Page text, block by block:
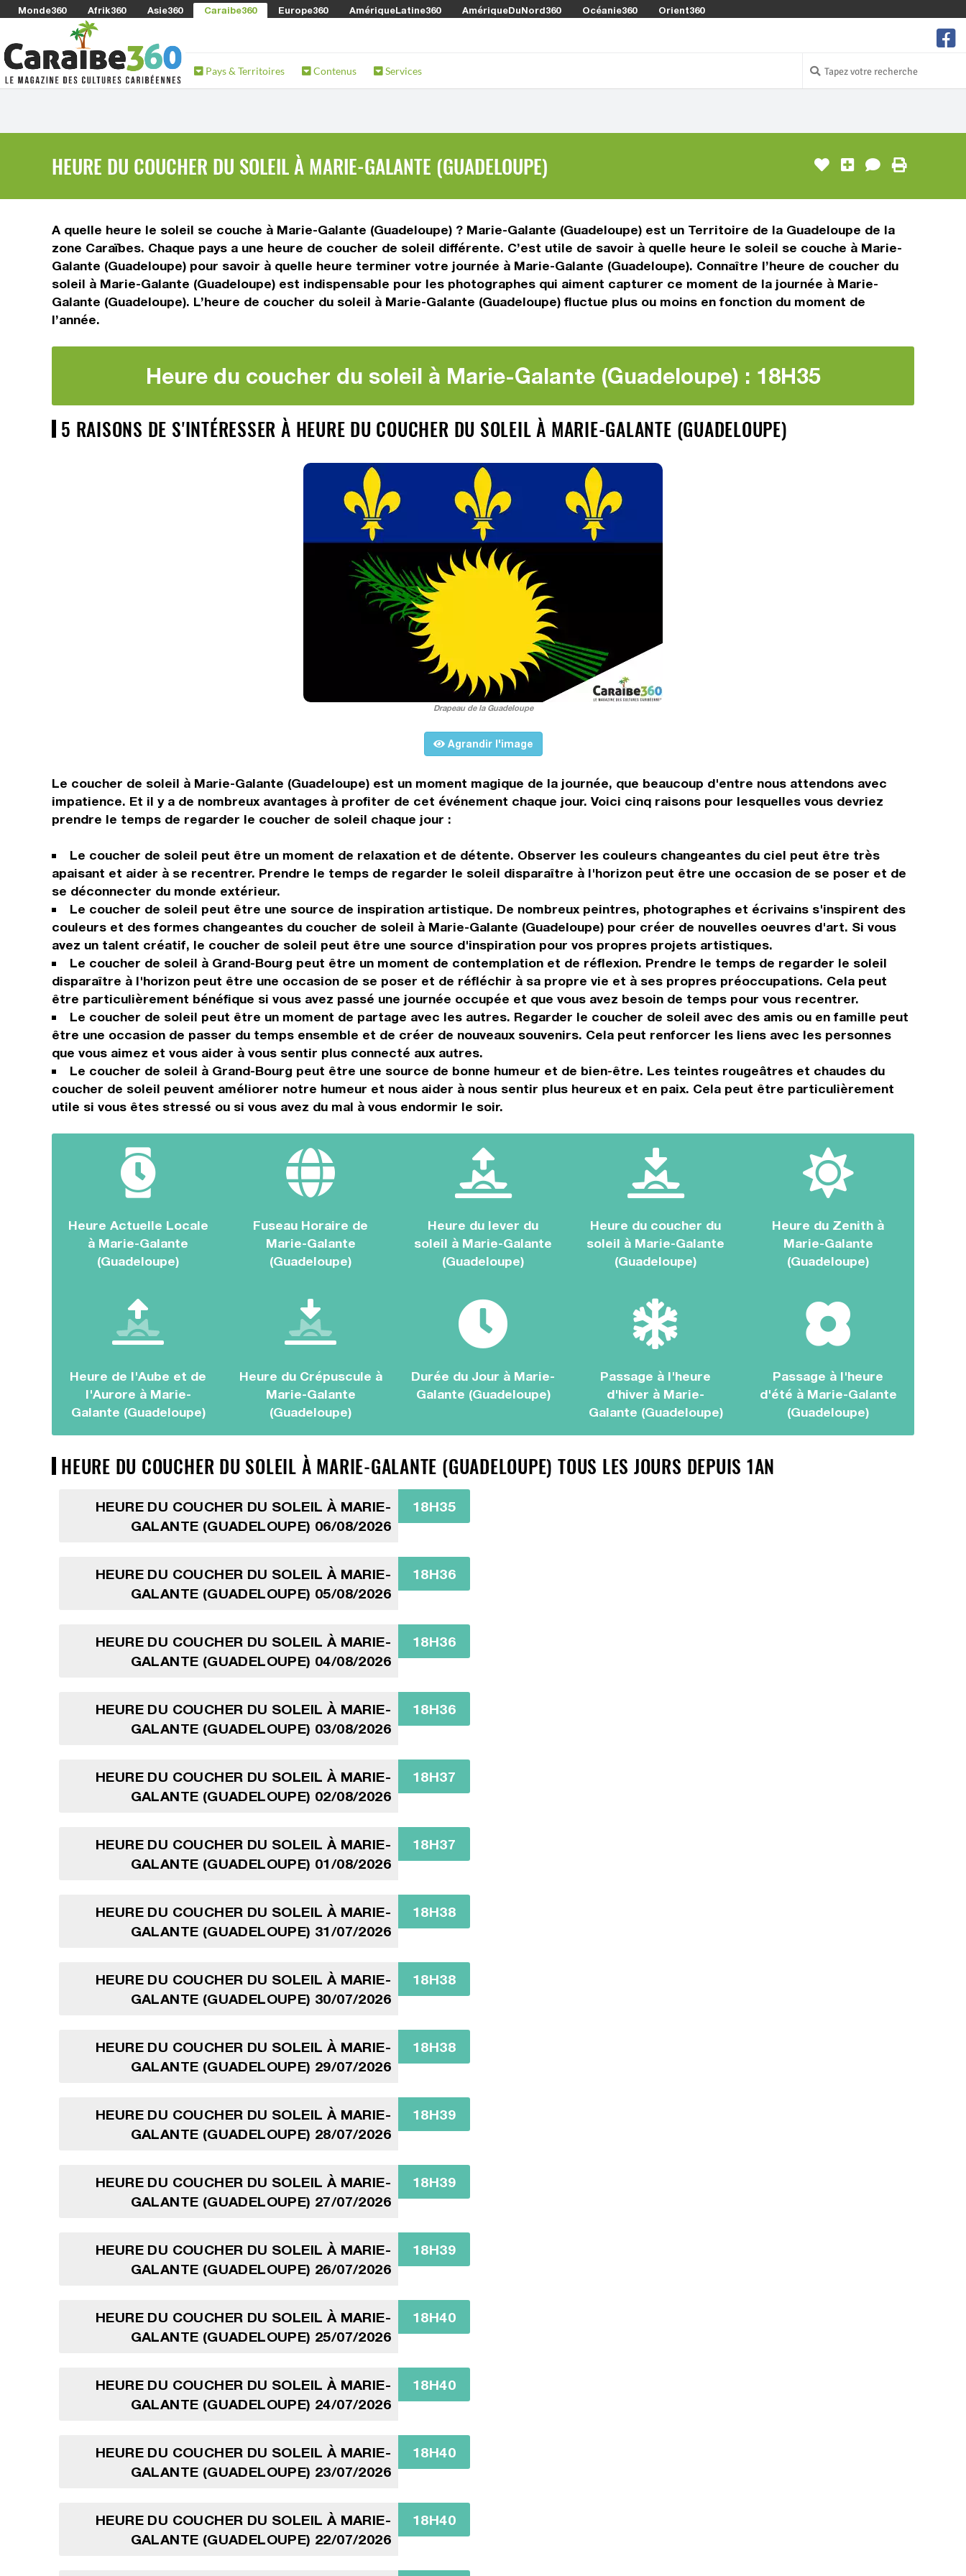
Monde360 Afrik360 Asie360 Caraibe360 Europe360 AmériqueLatine360 AmériqueDuNord360 Océanie360 Orient360
Pays & Territoires Contenus Services
HEURE DU COUCHER DU SOLEIL À MARIE-GALANTE (GUADELOUPE)
A quelle heure le soleil se couche à Marie-Galante (Guadeloupe) ? Marie-Galante (Guadeloupe) est un Territoire de la Guadeloupe de la
zone Caraïbes. Chaque pays a une heure de coucher de soleil différente. C’est utile de savoir à quelle heure le soleil se couche à Marie-
Galante (Guadeloupe) pour savoir à quelle heure terminer votre journée à Marie-Galante (Guadeloupe). Connaître l’heure de coucher du
soleil à Marie-Galante (Guadeloupe) est indispensable pour les photographes qui aiment capturer ce moment de la journée à Marie-
Galante (Guadeloupe). L’heure de coucher du soleil à Marie-Galante (Guadeloupe) fluctue plus ou moins en fonction du moment de
l’année.
Heure du coucher du soleil à Marie-Galante (Guadeloupe) : 18H35
5 RAISONS DE S'INTÉRESSER À HEURE DU COUCHER DU SOLEIL À MARIE-GALANTE (GUADELOUPE)
Drapeau de la Guadeloupe
Agrandir l'image
Le coucher de soleil à Marie-Galante (Guadeloupe) est un moment magique de la journée, que beaucoup d'entre nous attendons avec
impatience. Et il y a de nombreux avantages à profiter de cet événement chaque jour. Voici cinq raisons pour lesquelles vous devriez
prendre le temps de regarder le coucher de soleil chaque jour :
Le coucher de soleil peut être un moment de relaxation et de détente. Observer les couleurs changeantes du ciel peut être très
apaisant et aider à se recentrer. Prendre le temps de regarder le soleil disparaître à l'horizon peut être une occasion de se poser et de
se déconnecter du monde extérieur.
Le coucher de soleil peut être une source de inspiration artistique. De nombreux peintres, photographes et écrivains s'inspirent des
couleurs et des formes changeantes du coucher de soleil à Marie-Galante (Guadeloupe) pour créer de nouvelles oeuvres d'art. Si vous
avez un talent créatif, le coucher de soleil peut être une source d'inspiration pour vos propres projets artistiques.
Le coucher de soleil à Grand-Bourg peut être un moment de contemplation et de réflexion. Prendre le temps de regarder le soleil
disparaître à l'horizon peut être une occasion de se poser et de réfléchir à sa propre vie et à ses propres préoccupations. Cela peut
être particulièrement bénéfique si vous avez passé une journée occupée et que vous avez besoin de temps pour vous recentrer.
Le coucher de soleil peut être un moment de partage avec les autres. Regarder le coucher de soleil avec des amis ou en famille peut
être une occasion de passer du temps ensemble et de créer de nouveaux souvenirs. Cela peut renforcer les liens avec les personnes
que vous aimez et vous aider à vous sentir plus connecté aux autres.
Le coucher de soleil à Grand-Bourg peut être une source de bonne humeur et de bien-être. Les teintes rougeâtres et chaudes du
coucher de soleil peuvent améliorer notre humeur et nous aider à nous sentir plus heureux et en paix. Cela peut être particulièrement
utile si vous êtes stressé ou si vous avez du mal à vous endormir le soir.
Heure Actuelle Locale
à Marie-Galante
(Guadeloupe)
Fuseau Horaire de
Marie-Galante
(Guadeloupe)
Heure du lever du
soleil à Marie-Galante
(Guadeloupe)
Heure du coucher du
soleil à Marie-Galante
(Guadeloupe)
Heure du Zenith à
Marie-Galante
(Guadeloupe)
Heure de l'Aube et de
l'Aurore à Marie-
Galante (Guadeloupe)
Heure du Crépuscule à
Marie-Galante
(Guadeloupe)
Durée du Jour à Marie-
Galante (Guadeloupe)
Passage à l'heure
d'hiver à Marie-
Galante (Guadeloupe)
Passage à l'heure
d'été à Marie-Galante
(Guadeloupe)
HEURE DU COUCHER DU SOLEIL À MARIE-GALANTE (GUADELOUPE) TOUS LES JOURS DEPUIS 1AN
HEURE DU COUCHER DU SOLEIL À MARIE-
GALANTE (GUADELOUPE) 06/08/2026
18H35
HEURE DU COUCHER DU SOLEIL À MARIE-
GALANTE (GUADELOUPE) 05/08/2026
18H36
HEURE DU COUCHER DU SOLEIL À MARIE-
GALANTE (GUADELOUPE) 04/08/2026
18H36
HEURE DU COUCHER DU SOLEIL À MARIE-
GALANTE (GUADELOUPE) 03/08/2026
18H36
HEURE DU COUCHER DU SOLEIL À MARIE-
GALANTE (GUADELOUPE) 02/08/2026
18H37
HEURE DU COUCHER DU SOLEIL À MARIE-
GALANTE (GUADELOUPE) 01/08/2026
18H37
HEURE DU COUCHER DU SOLEIL À MARIE-
GALANTE (GUADELOUPE) 31/07/2026
18H38
HEURE DU COUCHER DU SOLEIL À MARIE-
GALANTE (GUADELOUPE) 30/07/2026
18H38
HEURE DU COUCHER DU SOLEIL À MARIE-
GALANTE (GUADELOUPE) 29/07/2026
18H38
HEURE DU COUCHER DU SOLEIL À MARIE-
GALANTE (GUADELOUPE) 28/07/2026
18H39
HEURE DU COUCHER DU SOLEIL À MARIE-
GALANTE (GUADELOUPE) 27/07/2026
18H39
HEURE DU COUCHER DU SOLEIL À MARIE-
GALANTE (GUADELOUPE) 26/07/2026
18H39
HEURE DU COUCHER DU SOLEIL À MARIE-
GALANTE (GUADELOUPE) 25/07/2026
18H40
HEURE DU COUCHER DU SOLEIL À MARIE-
GALANTE (GUADELOUPE) 24/07/2026
18H40
HEURE DU COUCHER DU SOLEIL À MARIE-
GALANTE (GUADELOUPE) 23/07/2026
18H40
HEURE DU COUCHER DU SOLEIL À MARIE-
GALANTE (GUADELOUPE) 22/07/2026
18H40